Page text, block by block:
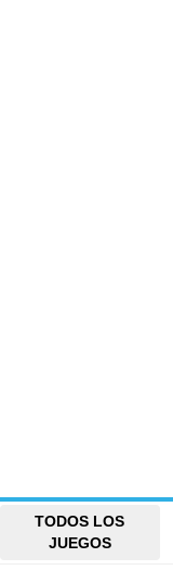
TODOS LOS
JUEGOS